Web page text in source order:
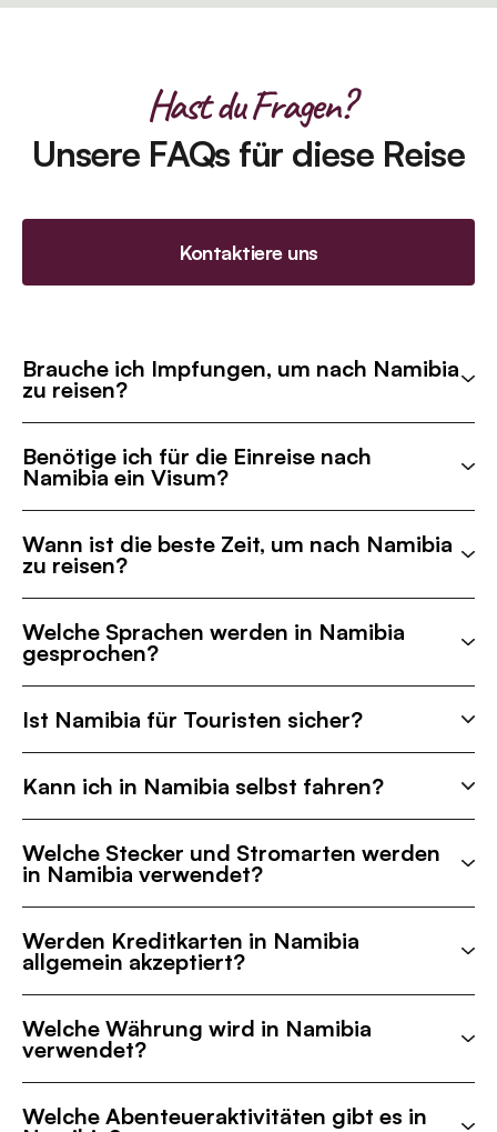
Hast du Fragen?
Unsere FAQs für diese Reise
Kontaktiere uns
Brauche ich Impfungen, um nach Namibia
zu reisen?
Benötige ich für die Einreise nach
Namibia ein Visum?
Wann ist die beste Zeit, um nach Namibia
zu reisen?
Welche Sprachen werden in Namibia
gesprochen?
Ist Namibia für Touristen sicher?
Kann ich in Namibia selbst fahren?
Welche Stecker und Stromarten werden
in Namibia verwendet?
Werden Kreditkarten in Namibia
allgemein akzeptiert?
Welche Währung wird in Namibia
verwendet?
Welche Abenteueraktivitäten gibt es in